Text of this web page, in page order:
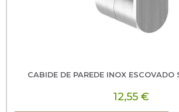
CABIDE DE PAREDE INOX ESCOVADO
12,55 €